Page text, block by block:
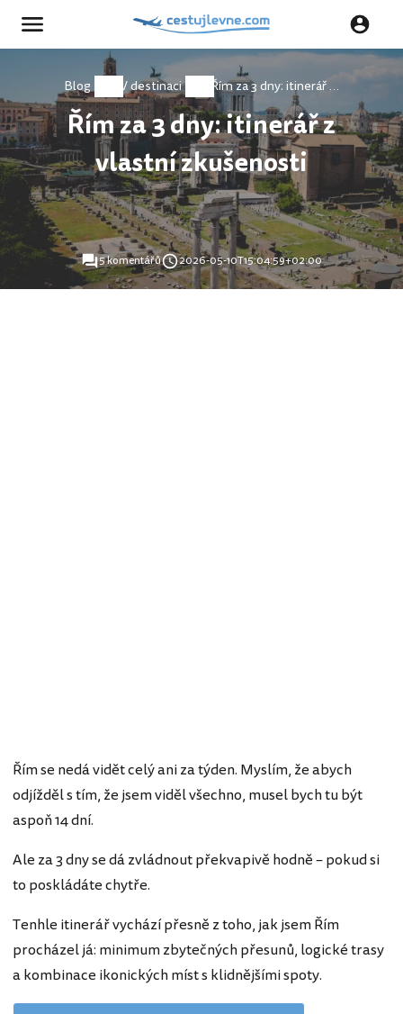
Blog V destinaci Řím za 3 dny: itinerář z vlastní zkušenosti
Řím za 3 dny: itinerář z
vlastní zkušenosti
5 komentářů 2026-05-10T15:04:59+02:00
Řím se nedá vidět celý ani za týden. Myslím, že abych
odjížděl s tím, že jsem viděl všechno, musel bych tu být
aspoň 14 dní.
Ale za 3 dny se dá zvládnout překvapivě hodně – pokud si
to poskládáte chytře.
Tenhle itinerář vychází přesně z toho, jak jsem Řím
procházel já: minimum zbytečných přesunů, logické trasy
a kombinace ikonických míst s klidnějšími spoty.